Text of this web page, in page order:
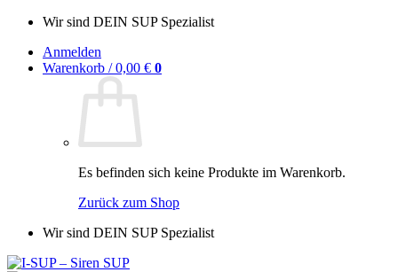
Zum
springen
Wir sind DEIN SUP Spezialist
Anmelden
Warenkorb /0,00 € 0
Es befinden sich keine Produkte im Warenkorb.
Zurück zum Shop
Wir sind DEIN SUP Spezialist